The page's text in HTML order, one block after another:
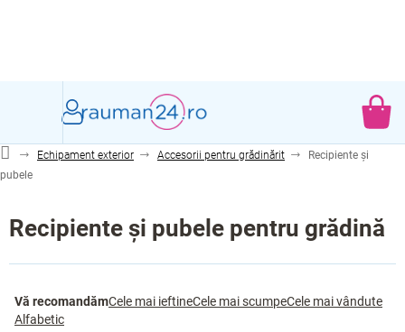
DE
Echipament exterior Accesorii pentru grădinărit
Recipiente și
pubele
Recipiente și pubele pentru grădină
e
l
Vă recomandămCele mai ieftineCele mai scumpeCele mai vândute
Alfabetic